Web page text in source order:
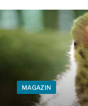
MAGAZIN